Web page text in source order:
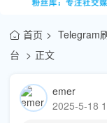
首页
Telegram
台
正文
emer
2025-5-18